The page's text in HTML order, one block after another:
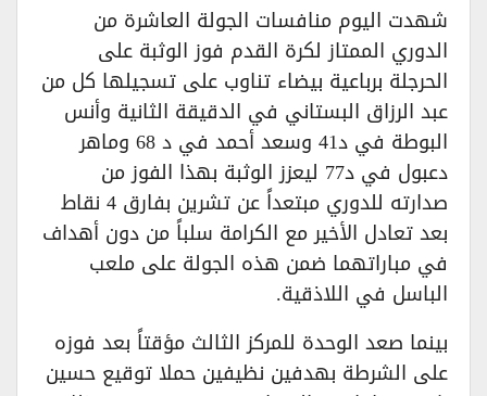
شهدت اليوم منافسات الجولة العاشرة من
الدوري الممتاز لكرة القدم فوز الوثبة على
الحرجلة برباعية بيضاء تناوب على تسجيلها كل من
عبد الرزاق البستاني في الدقيقة الثانية وأنس
البوطة في د41 وسعد أحمد في د 68 وماهر
دعبول في د77 ليعزز الوثبة بهذا الفوز من
صدارته للدوري مبتعداً عن تشرين بفارق 4 نقاط
بعد تعادل الأخير مع الكرامة سلباً من دون أهداف
في مباراتهما ضمن هذه الجولة على ملعب
الباسل في اللاذقية.
بينما صعد الوحدة للمركز الثالث مؤقتاً بعد فوزه
على الشرطة بهدفين نظيفين حملا توقيع حسين